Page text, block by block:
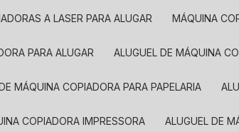
A LASER PARA ALUGAR MÁQUINA
PARA ALUGAR ALUGUEL DE MÁQUINA
DE MÁQUINA COPIADORA PARA PAPELARIA
COPIADORA IMPRESSORA ALUGUEL DE